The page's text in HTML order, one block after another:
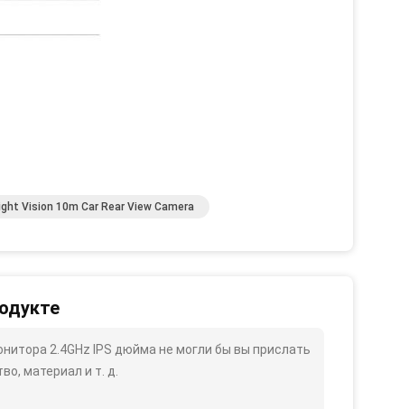
Vision 10m Car Rear View Camera
2.4GHz IPS дюйма не могли бы вы прислать
материал и т. д.